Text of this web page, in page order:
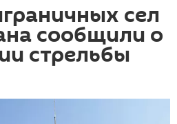
сел
сообщили о
стрельбы